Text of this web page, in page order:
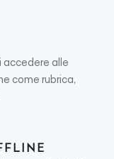
accedere alle
come rubrica,